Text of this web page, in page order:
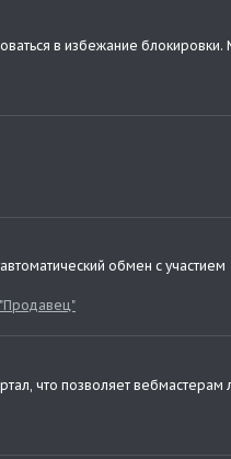
в избежание блокировки.
обмен с участием
что позволяет вебмастерам